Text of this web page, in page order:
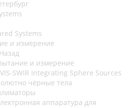
Systems
и измерение
Назад
и измерение
SWIR Integrating Sphere Sources
чёрные тела
аппаратура для